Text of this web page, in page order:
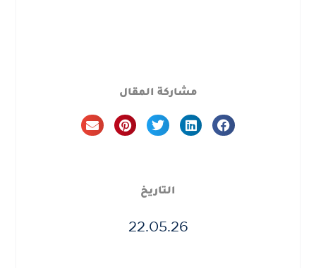
مشاركة المقال
التاريخ
22.05.26